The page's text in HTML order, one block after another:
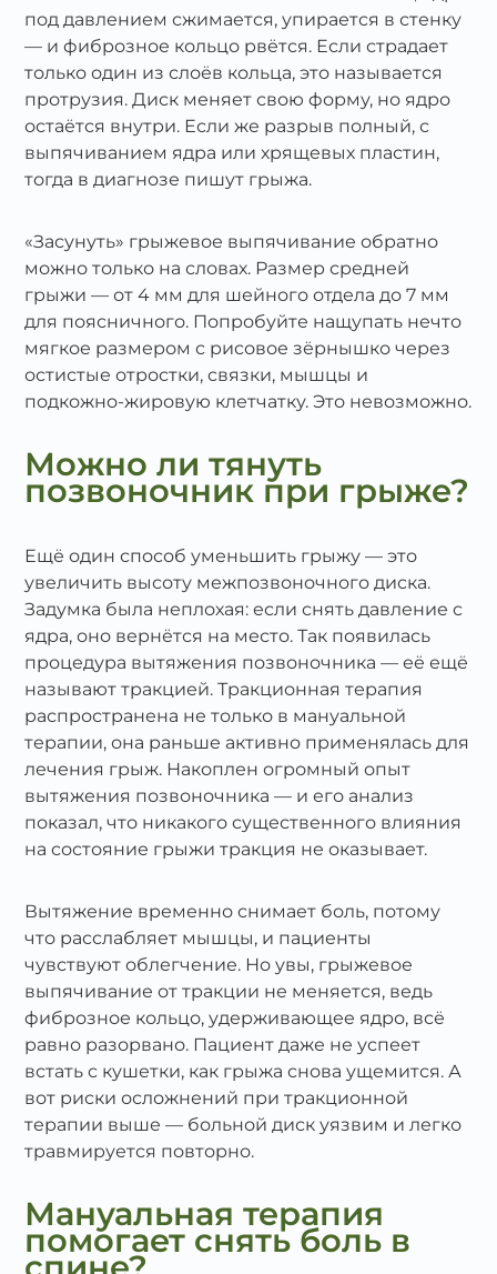
под давлением сжимается, упирается в стенку
— и фиброзное кольцо рвётся. Если страдает
только один из слоёв кольца, это называется
протрузия. Диск меняет свою форму, но ядро
остаётся внутри. Если же разрыв полный, с
выпячиванием ядра или хрящевых пластин,
тогда в диагнозе пишут грыжа.
«Засунуть» грыжевое выпячивание обратно
можно только на словах. Размер средней
грыжи — от 4 мм для шейного отдела до 7 мм
для поясничного. Попробуйте нащупать нечто
мягкое размером с рисовое зёрнышко через
остистые отростки, связки, мышцы и
подкожно‑жировую клетчатку. Это невозможно.
Можно ли тянуть
позвоночник при грыже?
Ещё один способ уменьшить грыжу — это
увеличить высоту межпозвоночного диска.
Задумка была неплохая: если снять давление с
ядра, оно вернётся на место. Так появилась
процедура вытяжения позвоночника — её ещё
называют тракцией. Тракционная терапия
распространена не только в мануальной
терапии, она раньше активно применялась для
лечения грыж. Накоплен огромный опыт
вытяжения позвоночника — и его анализ
показал, что никакого существенного влияния
на состояние грыжи тракция не оказывает.
Вытяжение временно снимает боль, потому
что расслабляет мышцы, и пациенты
чувствуют облегчение. Но увы, грыжевое
выпячивание от тракции не меняется, ведь
фиброзное кольцо, удерживающее ядро, всё
равно разорвано. Пациент даже не успеет
встать с кушетки, как грыжа снова ущемится. А
вот риски осложнений при тракционной
терапии выше — больной диск уязвим и легко
травмируется повторно.
Мануальная терапия
помогает снять боль в